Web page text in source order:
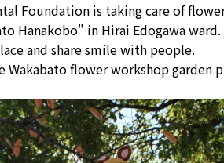
Foundation is taking care of
Hanakobo" in Hirai Edogawa
and share smile with people.
flower workshop garden